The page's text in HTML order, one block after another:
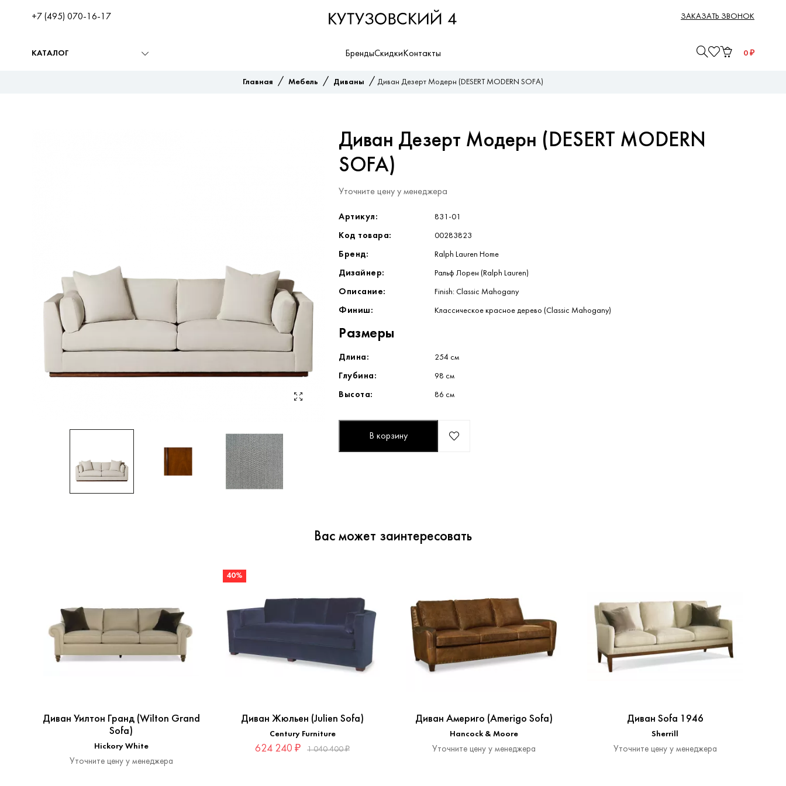
+7 (495) 070-16-17 ЗАКАЗАТЬ ЗВОНОК
КАТАЛОГ БрендыСкидки Контакты 0 ₽
Главная / Мебель / Диваны / Диван Дезерт Модерн (DESERT MODERN SOFA)
Диван Дезерт Модерн (DESERT MODERN
SOFA)
Уточните цену у менеджера
Артикул: 831-01
Код товара: 00283823
Бренд: Ralph Lauren Home
Дизайнер: Ральф Лорен (Ralph Lauren)
Описание: Finish: Classic Mahogany
Финиш: Классическое красное дерево (Classic Mahogany)
Размеры
Длина: 254 см
Глубина: 98 см
Высота: 86 см
В корзину
Вас может заинтересовать
Диван Уилтон Гранд (Wilton Grand
Sofa)
Hickory White
Уточните цену у менеджера
40%
Диван Жюльен (Julien Sofa)
Century Furniture
624 240 ₽ 1 040 400 ₽
Диван Америго (Amerigo Sofa)
Hancock & Moore
Уточните цену у менеджера
Диван Sofa 1946
Sherrill
Уточните цену у менеджера